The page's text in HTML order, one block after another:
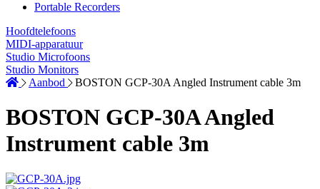
Portable Recorders
Hoofdtelefoons
MIDI-apparatuur
Studio Microfoons
Studio Monitors
Aanbod
BOSTON GCP-30A Angled Instrument cable 3m
BOSTON GCP-30A Angled
Instrument cable 3m